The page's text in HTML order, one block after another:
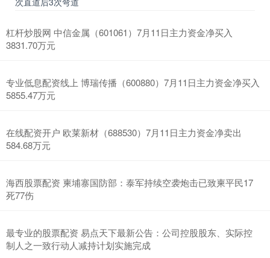
杠杆炒股网 中信金属（601061）7月11日主力资金净买入
3831.70万元
专业低息配资线上 博瑞传播（600880）7月11日主力资金净买入
5855.47万元
在线配资开户 欧莱新材（688530）7月11日主力资金净卖出
584.68万元
海西股票配资 柬埔寨国防部：泰军持续空袭炮击已致柬平民17
死77伤
最专业的股票配资 易点天下最新公告：公司控股股东、实际控
制人之一致行动人减持计划实施完成